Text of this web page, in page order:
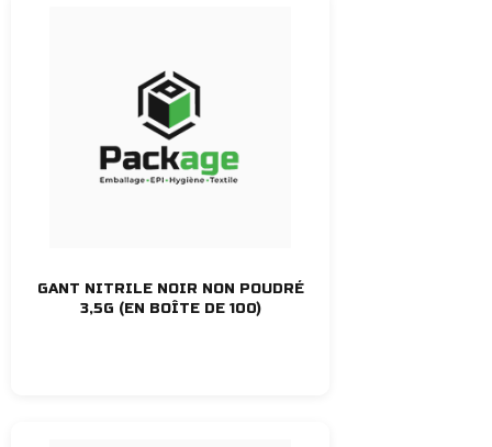
GANT NITRILE NOIR NON POUDRÉ
3,5G (EN BOÎTE DE 100)